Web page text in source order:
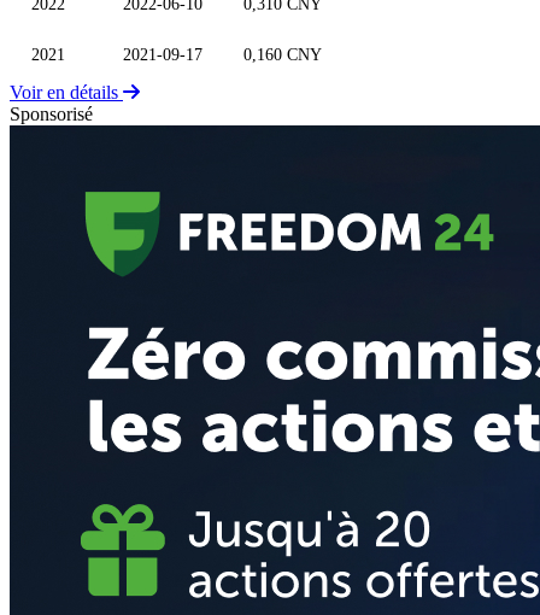
2022 2022-06-10 0,310 CNY
2021 2021-09-17 0,160 CNY
Voir en détails
Sponsorisé